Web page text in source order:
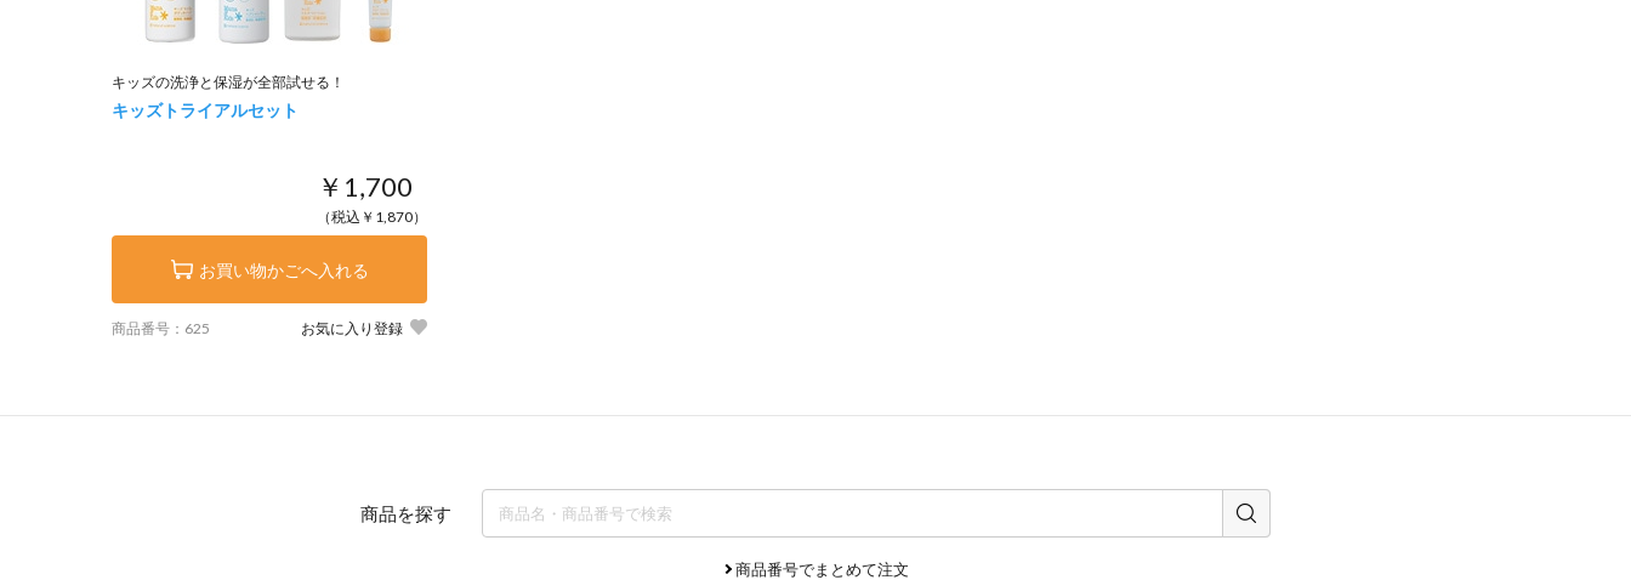
キッズの洗浄と保湿が全部試せる！
キッズトライアルセット
￥1,700
（税込￥1,870）
お買い物かごへ入れる
商品番号：625 お気に入り登録
商品を探す
商品番号でまとめて注文